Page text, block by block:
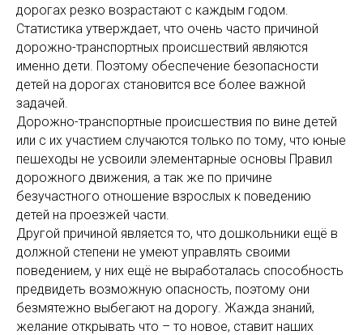
дорогах резко возрастают с каждым годом.
Статистика утверждает, что очень часто причиной
дорожно-транспортных происшествий являются
именно дети. Поэтому обеспечение безопасности
детей на дорогах становится все более важной
задачей.
Дорожно-транспортные происшествия по вине детей
или с их участием случаются только по тому, что юные
пешеходы не усвоили элементарные основы Правил
дорожного движения, а так же по причине
безучастного отношение взрослых к поведению
детей на проезжей части.
Другой причиной является то, что дошкольники ещё в
должной степени не умеют управлять своими
поведением, у них ещё не выработалась способность
предвидеть возможную опасность, поэтому они
безмятежно выбегают на дорогу. Жажда знаний,
желание открывать что – то новое, ставит наших